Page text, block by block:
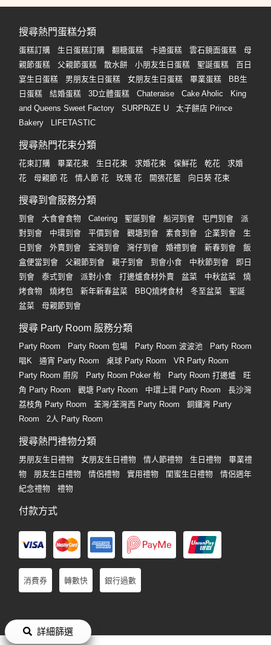
詳細篩選
搜尋熱門蛋糕分類
蛋糕訂購 生日蛋糕訂購 翻糖蛋糕 卡通蛋糕 雲石鏡面蛋糕
母
親節蛋糕
父親節蛋糕 散水餅 小朋友生日蛋糕 聖誕蛋糕
百日
宴生日蛋糕
男朋友生日蛋糕 女朋友生日蛋糕 畢業蛋糕
BB生
日蛋糕
結婚蛋糕 3D立體蛋糕 Chateraise Cake Aholic
King
and Queens Sweet Factory
SURPRiZE U
太子餅店 Prince
Bakery
LIFETASTIC
搜尋熱門花束分類
花束訂購 畢業花束 生日花束 求婚花束 保鮮花 乾花
求婚
花
母親節 花 情人節 花 玫瑰 花 開張花籃 向日葵 花束
搜尋到會服務分類
到會 大食會食物 Catering 聖誕到會 船河到會 屯門到會
派
對到會
中環到會 平價到會 觀塘到會 素食到會 企業到會
生
日到會
外賣到會 荃灣到會 灣仔到會 婚禮到會 新春到會
飯
盒便當到會
父親節到會 親子到會 到會小食 中秋節到會
即日
到會
泰式到會 派對小食 打邊爐食材外賣 盆菜 中秋盆菜
燒
烤食物
燒烤包 新年新春盆菜 BBQ燒烤食材 冬至盆菜
聖誕
盆菜
母親節到會
搜尋 Party Room 服務分類
Party Room Party Room 包場 Party Room 波波池
Party Room
唱K
通宵 Party Room 桌球 Party Room
VR Party Room
Party Room 廚房
Party Room Poker 枱 Party Room 打邊爐
旺
角 Party Room
觀塘 Party Room 中環上環 Party Room
長沙灣
荔枝角 Party Room
荃灣/荃灣西 Party Room
銅鑼灣 Party
Room
2人 Party Room
搜尋熱門禮物分類
男朋友生日禮物 女朋友生日禮物 情人節禮物 生日禮物
畢業禮
物
朋友生日禮物 情侶禮物 實用禮物 閨蜜生日禮物
情侶週年
紀念禮物
禮物
付款方式
消費券 轉數快 銀行過數